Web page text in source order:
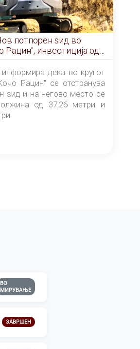
потпорен ѕид во
Рацин", инвестиција од
дека во кругот
Рацин" се отстранува
ѕид и на негово место се
од 37,26 метри и
ВО
МИРУВАЊЕ
ЗАВРШЕН